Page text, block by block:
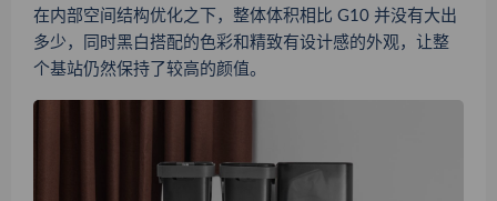
在内部空间结构优化之下，整体体积相比 G10 并没有大出
多少，同时黑白搭配的色彩和精致有设计感的外观，让整
个基站仍然保持了较高的颜值。